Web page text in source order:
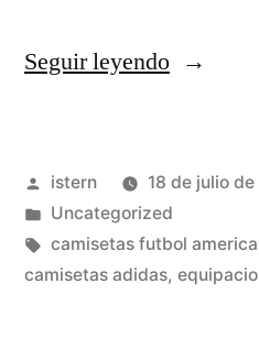
Seguir leyendo«bayern
Publicado
por
istern
18 de julio
Publicado
en
Uncategorized
Etiquetas:
camisetas futbol
camisetas adidas,